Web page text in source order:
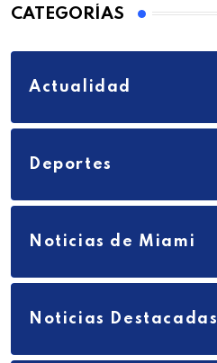
CATEGORÍAS
Actualidad
Deportes
Noticias de Miami
Noticias Destacadas